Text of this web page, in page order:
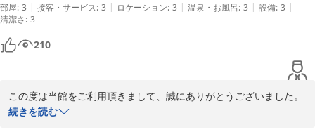
部屋: 3 | 接客・サービス: 3 | ロケーション: 3 | 温泉・お風呂: 3 | 設備: 3 |
清潔さ: 3
210
この度は当館をご利用頂きまして、誠にありがとうございました。
またのご利用、スタッフ一同お待ちいたしております。
続きを読む